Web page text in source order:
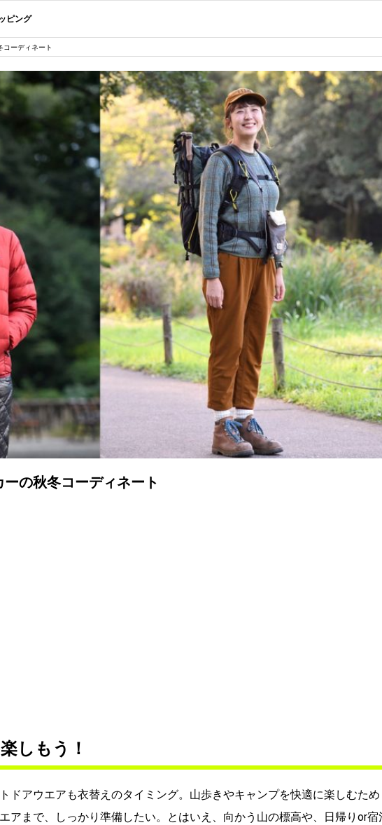
ピング
ーディネート
の秋冬コーディネート
しもう！
ドアウエアも衣替えのタイミング。山歩きやキャンプを快適に楽しむため
アまで、しっかり準備したい。とはいえ、向かう山の標高や、日帰りor宿